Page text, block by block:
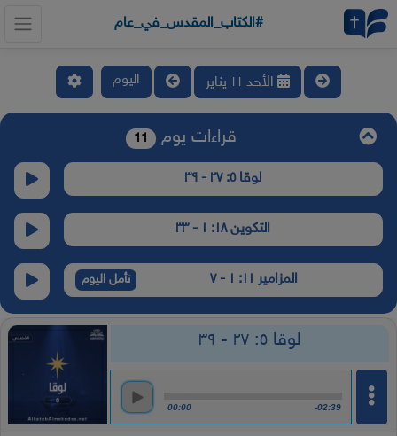
#الكتاب_المقدس_في_عام
الأحد ١١ يناير اليوم
قراءات يوم 11
لوقا ٥: ٢٧ - ٣٩
التكوين ١٨: ١ - ٣٣
المزامير ١١: ١ - ٧ تأمل اليوم
لوقا ٥: ٢٧ - ٣٩
00:00 -02:39